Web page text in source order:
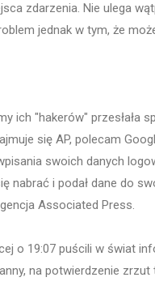
zdarzenia. Nie ulega
jednak w tym, że
ich "hakerów" przesłała
się AP, polecam
swoich danych
nabrać i podał dane do
Associated Press.
o 19:07 puścili w świat
na potwierdzenie